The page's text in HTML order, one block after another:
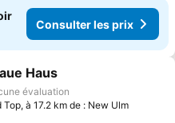
Consulter les prix
à mes favoris
Haus
évaluation
Top, à 17.2 km de : New Ulm